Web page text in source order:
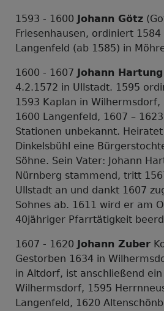
1593 - 1600 Johann Götz
Friesenhausen, ordiniert
Langenfeld (ab 1585) in
1600 - 1607 Johann Hartung
4.2.1572 in Ullstadt. 1595
1593 Kaplan in Wilhermsdorf,
1600 Langenfeld, 1607 –
Stationen unbekannt.
Dinkelsbühl eine
Söhne. Sein Vater: Johann
Nürnberg stammend, tritt
Ullstadt an und dankt 1607
Sohnes ab. 1611 wird er am
40jähriger Pfarrtätigkeit
1607 - 1620 Johann Zuber
Gestorben 1634 in
in Altdorf, ist anschließend ein
Wilhermsdorf, 1595
Langenfeld, 1620